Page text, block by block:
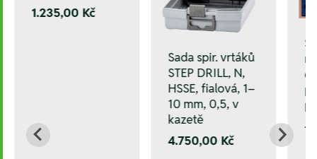
1.235,00 Kč
Sada spir. vrtáků
STEP DRILL, N,
HSSE, fialová, 1–
10 mm, 0,5, v
kazetě
4.750,00 Kč
--